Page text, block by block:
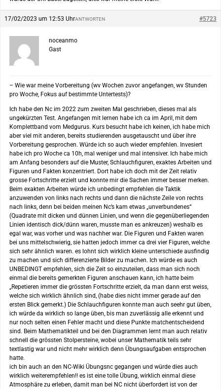
17/02/2023 um 12:53 Uhr #5723
ANTWORTEN
noceanmo
Gast
– Wie war meine Vorbereitung (wv Wochen zuvor angefangen, wv Stunden
pro Woche, Fokus auf bestimmte Untertests)?
Ich habe den Nc im 2022 zum zweiten Mal geschrieben, dieses mal als
ungekürzten Test. Angefangen mit lernen habe ich ca im April, mit dem
Komplettband vom Medgurus. Kurs besucht habe ich keinen, ich habe mich
aber viel mit anderen, bereits studierenden ausgetauscht und über ihre
Vorbereitung gesprochen. Würde ich so auch wieder empfehlen. Invesiert
habe ich pro Woche ca 10h, mal weniger und mal intensiver. Ich habe mich
am Anfang besonders auf die Muster, Schlauchfiguren, exaktes Arbeiten und
Figuren und Fakten konzentriert. Dort habe ich doch mit der Zeit relativ
grosse Fortschritte erzielt und konnte mir die Sachen immer besser merken.
Beim exakten Arbeiten würde ich unbedingt empfehlen die Taktik
anzuwenden von links nach rechts und dann die nächste Zeile von rechts
nach links, denn bei beiden meinen Nc’s kam etwas „unverbundenes“
(Quadrate mit dicken und dünnen Linien, und wenn die gegenüberliegenden
Linien identisch dick/dünn waren, musste man es ankreuzen) weshalb es
egal war, was vorher und was nachher war. Die Figuren und Fakten waren
bei uns mittelschwierig, sie hatten jedoch immer ca drei vier Figuren, welche
sich sehr ähnlich waren. es lohnt sich wirklich kleine unterschiede ausfindig
zu machen und sich differenzierte Bilder zu machen. Ich würde es auch
UNBEDINGT empfehlen, sich die Zeit so einzuteilen, dass man sich noch
einmal die bereits gemerkten Figuren anschauen kann, ich hatte beim
„Repetieren immer die grössten Fortschritte erzielt, da man dann erst weiss,
welche sich wirklich ähnlich sind, (habe dies nicht immer gerade auf den
ersten Blick gemerkt.) Die Schlauchfiguren konnte man auch seehr gut üben,
ich würde da wirklich so lange üben, bis man zuverlässig alle erkennt und
nur noch selten einen Fehler macht und diese Punkte matchentscheidend
sind. Beim Mathematikteil und bei den Diagrammen lernt man auch relativ
schnell die grössten Stolpersteine, wobei unser Mathematik teils sehr
textlastig war und nicht mehr wirklich denn Übungsaufgaben entsprochen
hatte.
ich bin auch an den NC-Wiki Übungsnc gegangen und würde dies auch
wirklich weiterempfehlen!! es ist eine tolle Übung, wirklich einmal diese
Atmosphäre zu erleben, damit man bei NC nicht überfordert ist von der